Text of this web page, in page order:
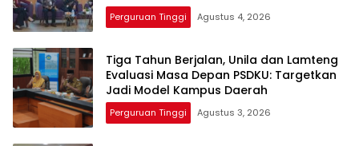
Perguruan Tinggi Agustus 4, 2026
Tiga Tahun Berjalan, Unila dan Lamteng
Evaluasi Masa Depan PSDKU: Targetkan
Jadi Model Kampus Daerah
Perguruan Tinggi Agustus 3, 2026